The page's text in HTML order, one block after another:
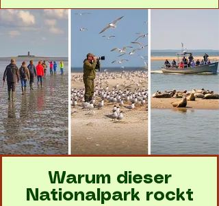
Warum dieser
Nationalpark rockt